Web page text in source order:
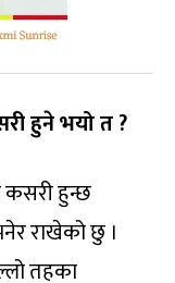
हुने भयो त ?
कसरी हुन्छ
राखेको छु ।
तहका